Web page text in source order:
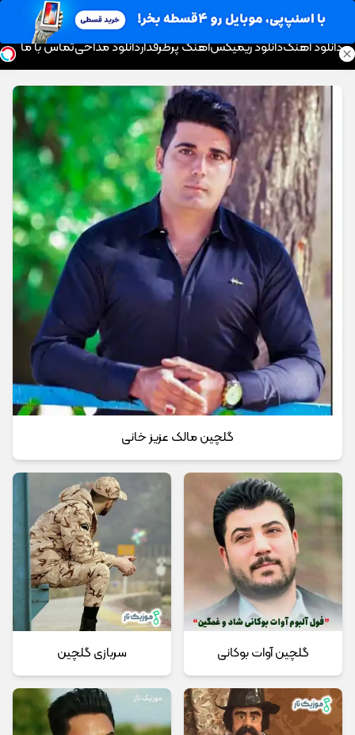
موزیک تار
دانلود آهنگدانلود ریمیکسآهنگ پرطرفداردانلود مداحیتماس با ما
گلچین مالک عزیز خانی
گلچین آوات بوکانی سربازی گلچین